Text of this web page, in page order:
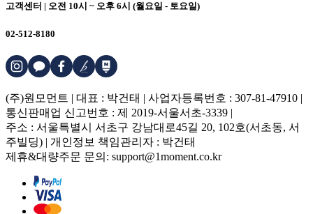
고객센터 | 오전 10시 ~ 오후 6시 (월요일 - 토요일)
02-512-8180
(주)원모먼트 | 대표 : 박건태 | 사업자등록번호 : 307-81-47910 |
통신판매업 신고번호 : 제 2019-서울서초-3339 |
주소 : 서울특별시 서초구 강남대로45길 20, 102호(서초동, 서
주빌딩) | 개인정보 책임관리자 : 박건태
제휴&대량주문 문의: support@1moment.co.kr